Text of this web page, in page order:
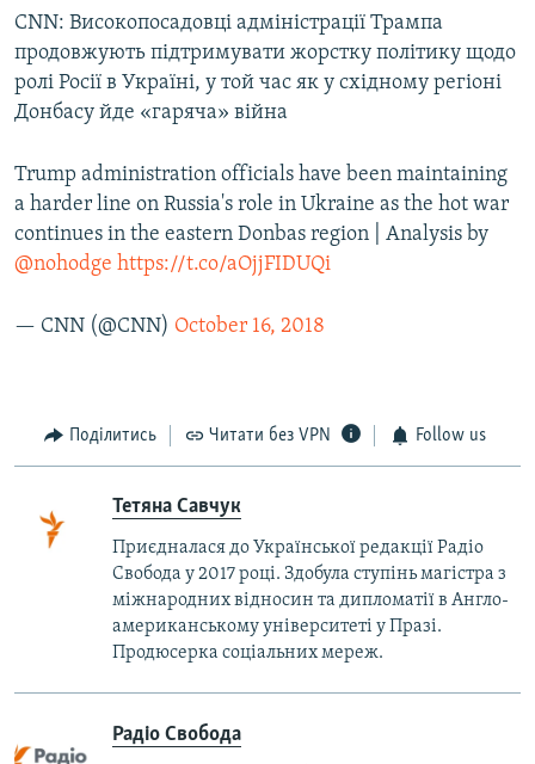
CNN: Високопосадовці адміністрації Трампа
продовжують підтримувати жорстку політику щодо
ролі Росії в Україні, у той час як у східному регіоні
Донбасу йде «гаряча» війна
Trump administration officials have been maintaining
a harder line on Russia's role in Ukraine as the hot war
continues in the eastern Donbas region | Analysis by
@nohodge https://t.co/aOjjFIDUQi
— CNN (@CNN) October 16, 2018
Поділитись Читати без VPN Follow us
Тетяна Савчук
Приєдналася до Української редакції Радіо
Свобода у 2017 році. Здобула ступінь магістра з
міжнародних відносин та дипломатії в Англо-
американському університеті у Празі.
Продюсерка соціальних мереж.
Радіо Свобода